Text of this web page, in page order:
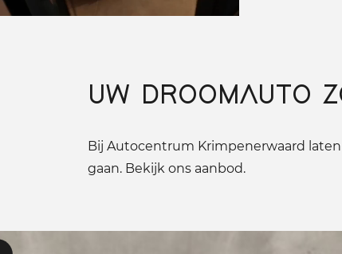
UW DROOMAUTO
Bij Autocentrum Krimpenerwaard
gaan. Bekijk ons aanbod.